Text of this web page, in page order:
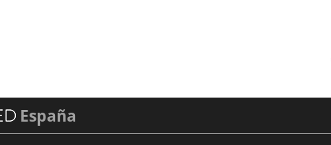
España